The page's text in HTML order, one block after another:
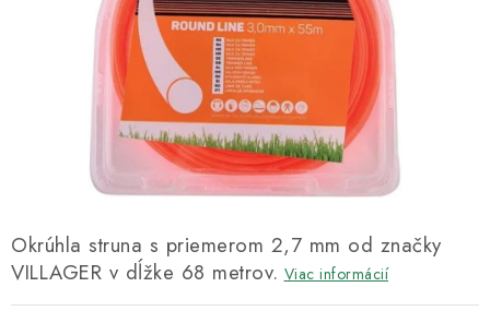
Okrúhla struna s priemerom 2,7 mm od značky
VILLAGER v dĺžke 68 metrov. Viac informácií